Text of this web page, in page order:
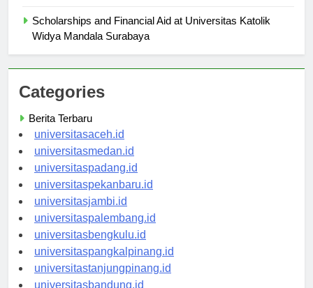
Scholarships and Financial Aid at Universitas Katolik
Categories
Berita Terbaru
universitasaceh.id
universitasmedan.id
universitaspadang.id
universitaspekanbaru.id
universitasjambi.id
universitaspalembang.id
universitasbengkulu.id
universitaspangkalpinang.id
universitastanjungpinang.id